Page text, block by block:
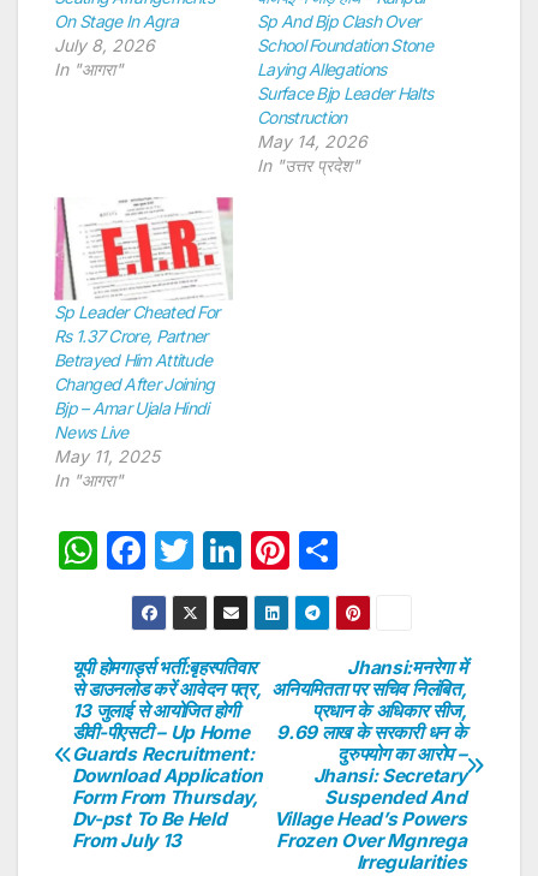
On Stage In Agra
July 8, 2026
In "आगरा"
Sp And Bjp Clash Over
School Foundation Stone
Laying Allegations
Surface Bjp Leader Halts
Construction
May 14, 2026
In "उत्तर प्रदेश"
Sp Leader Cheated For
Rs 1.37 Crore, Partner
Betrayed Him Attitude
Changed After Joining
Bjp – Amar Ujala Hindi
News Live
May 11, 2025
In "आगरा"
W
s
A
p
p
F
a
c
e
b
o
o
k
T
w
itt
er
Li
n
k
e
dI
n
Pi
nt
er
st
h
ar
e
Post
navigation
Jhansi:मनरेगा में
अनियमितता पर सचिव निलंबित,
प्रधान के अधिकार सीज,
9.69 लाख के सरकारी धन के
दुरुपयोग का आरोप –
Jhansi: Secretary
Suspended And
Village Head’s Powers
Frozen Over Mgnrega
Irregularities
यूपी होमगार्ड्स भर्ती:बृहस्पतिवार
से डाउनलोड करें आवेदन पत्र,
13 जुलाई से आयोजित होगी
डीवी-पीएसटी – Up Home
Guards Recruitment:
Download Application
Form From Thursday,
Dv-pst To Be Held
From July 13